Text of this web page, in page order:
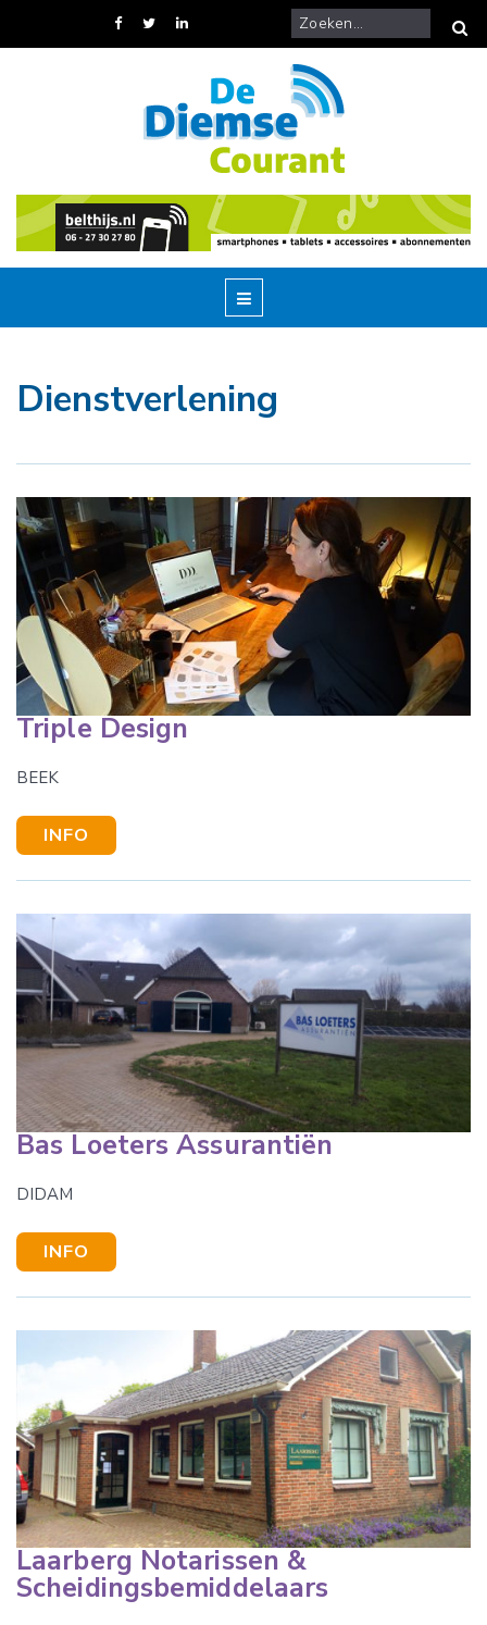
Dienstverlening
Triple Design
BEEK
INFO
Bas Loeters Assurantiën
DIDAM
INFO
Laarberg Notarissen &
Scheidingsbemiddelaars